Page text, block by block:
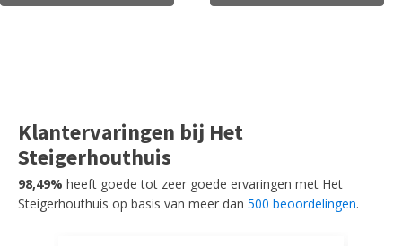
€479,00
€479,00
Klantervaringen bij Het
Steigerhouthuis
98,49% heeft goede tot zeer goede ervaringen met Het
Steigerhouthuis op basis van meer dan 500 beoordelingen.